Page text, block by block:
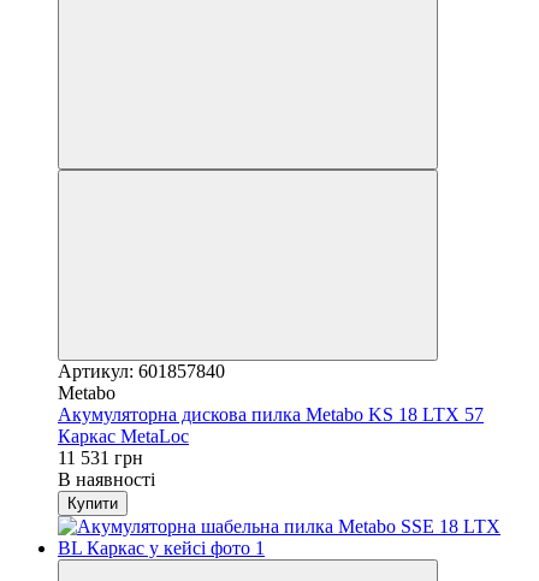
Артикул: 601857840
Metabo
Акумуляторна дискова пилка Metabo KS 18 LTX 57
Каркас MetaLoc
11 531 грн
В наявності
Купити